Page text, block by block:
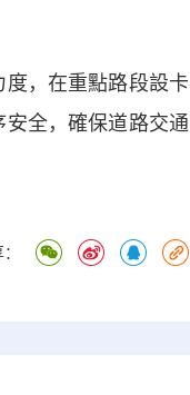
，在重點路段設卡
全，確保道路交通